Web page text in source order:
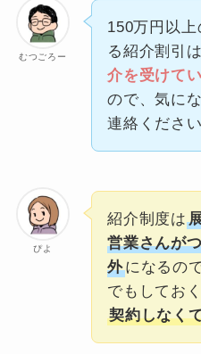
むつごろー
150万円以
る紹介割引は
介を受けて
ので、気に
連絡ください
ぴよ
紹介制度は
営業さんが
外になるの
でもしてお
契約しなく